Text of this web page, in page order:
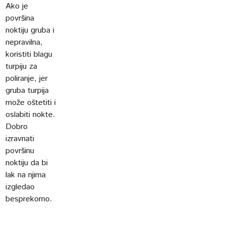
Ako je
površina
noktiju gruba i
nepravilna,
koristiti blagu
turpiju za
poliranje, jer
gruba turpija
može oštetiti i
oslabiti nokte.
Dobro
izravnati
površinu
noktiju da bi
lak na njima
izgledao
besprekorno.